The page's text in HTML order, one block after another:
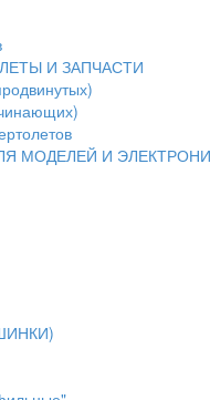
И ЗАПЧАСТИ
МОДЕЛЕЙ И